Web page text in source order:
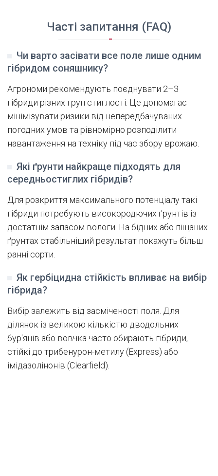
Часті запитання (FAQ)
Чи варто засівати все поле лише одним
гібридом соняшнику?
Агрономи рекомендують поєднувати 2–3
гібриди різних груп стиглості. Це допомагає
мінімізувати ризики від непередбачуваних
погодних умов та рівномірно розподілити
навантаження на техніку під час збору врожаю.
Які ґрунти найкраще підходять для
середньостиглих гібридів?
Для розкриття максимального потенціалу такі
гібриди потребують високородючих ґрунтів із
достатнім запасом вологи. На бідних або піщаних
ґрунтах стабільніший результат покажуть більш
ранні сорти.
Як гербіцидна стійкість впливає на вибір
гібрида?
Вибір залежить від засміченості поля. Для
ділянок із великою кількістю дводольних
бур'янів або вовчка часто обирають гібриди,
стійкі до трибенурон-метилу (Express) або
імідазолінонів (Clearfield).